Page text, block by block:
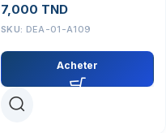
7,000 TND
SKU: DEA-01-A109
Acheter